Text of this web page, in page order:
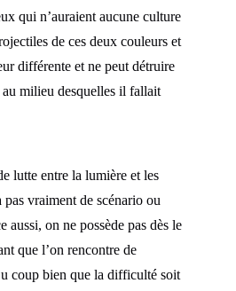
qui n’auraient aucune culture
de ces deux couleurs et
différente et ne peut détruire
milieu desquelles il fallait
lutte entre la lumière et les
vraiment de scénario ou
on ne possède pas dès le
que l’on rencontre de
coup bien que la difficulté soit